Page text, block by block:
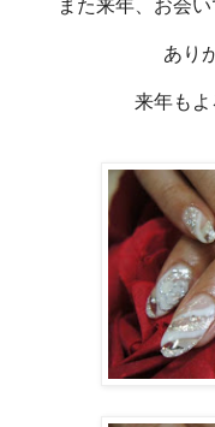
また来年、お会
あり
来年もよ